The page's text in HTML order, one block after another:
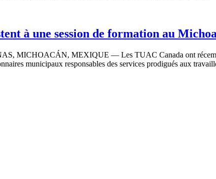
à une session de formation au
, MICHOACÁN, MEXIQUE — Les TUAC Canada ont
municipaux responsables des services prodigués aux